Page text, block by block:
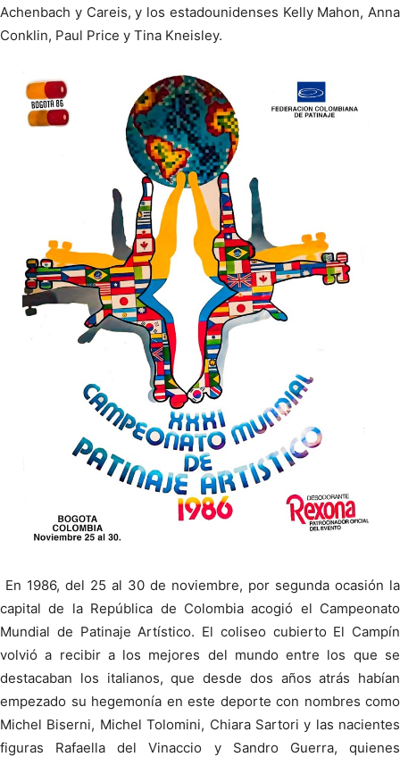
Achenbach y Careis, y los estadounidenses Kelly Mahon, Anna
Conklin, Paul Price y Tina Kneisley.
En 1986, del 25 al 30 de noviembre, por segunda ocasión la
capital de la República de Colombia acogió el Campeonato
Mundial de Patinaje Artístico. El coliseo cubierto El Campín
volvió a recibir a los mejores del mundo entre los que se
destacaban los italianos, que desde dos años atrás habían
empezado su hegemonía en este deporte con nombres como
Michel Biserni, Michel Tolomini, Chiara Sartori y las nacientes
figuras Rafaella del Vinaccio y Sandro Guerra, quienes